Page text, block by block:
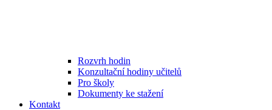
Rozvrh hodin
Konzultační hodiny učitelů
Pro školy
Dokumenty ke stažení
Kontakt